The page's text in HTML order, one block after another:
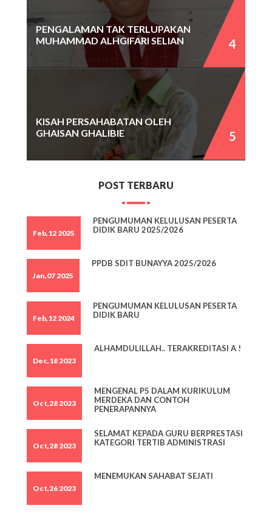
PENGALAMAN TAK TERLUPAKAN
MUHAMMAD ALHGIFARI SELIAN
KISAH PERSAHABATAN OLEH
GHAISAN GHALIBIE
POST TERBARU
Feb,12 2025
PENGUMUMAN KELULUSAN PESERTA
DIDIK BARU 2025/2026
Jan,07 2025
PPDB SDIT BUNAYYA 2025/2026
Feb,12 2024
PENGUMUMAN KELULUSAN PESERTA
DIDIK BARU
Dec,18 2023
ALHAMDULILLAH.. TERAKREDITASI A !
Oct,28 2023
MENGENAL P5 DALAM KURIKULUM
MERDEKA DAN CONTOH
PENERAPANNYA
Oct,28 2023
SELAMAT KEPADA GURU BERPRESTASI
KATEGORI TERTIB ADMINISTRASI
Oct,26 2023
MENEMUKAN SAHABAT SEJATI